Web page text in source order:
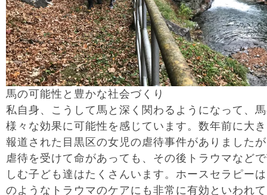
馬の可能性と豊かな社会づくり
私自身、こうして馬と深く関わるようになって、
様々な効果に可能性を感じています。数年前に大
報道された目黒区の女児の虐待事件がありました
虐待を受けて命があっても、その後トラウマなど
しむ子ども達はたくさんいます。ホースセラピー
のようなトラウマのケアにも非常に有効といわれ